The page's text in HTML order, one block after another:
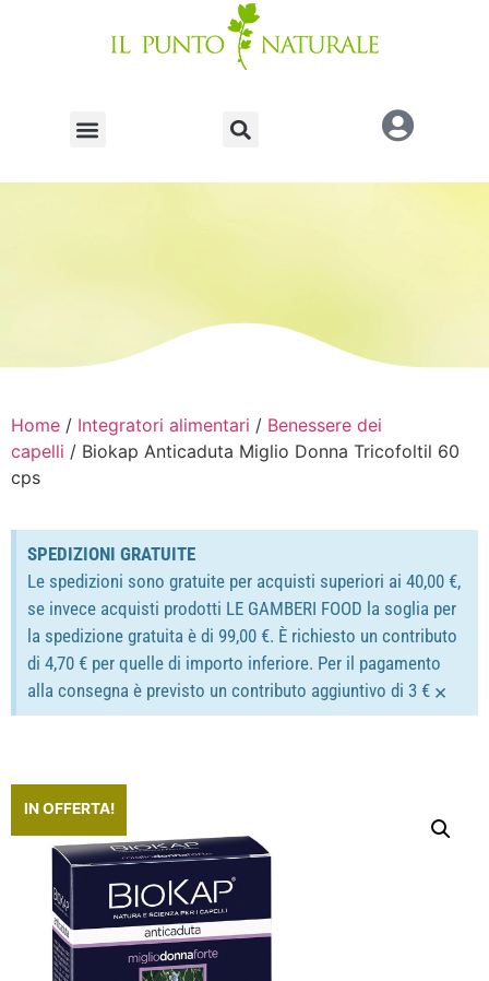
Home / Integratori alimentari / Benessere dei
capelli / Biokap Anticaduta Miglio Donna Tricofoltil 60
cps
SPEDIZIONI GRATUITE
Le spedizioni sono gratuite per acquisti superiori ai 40,00 €,
se invece acquisti prodotti LE GAMBERI FOOD la soglia per
la spedizione gratuita è di 99,00 €. È richiesto un contributo
di 4,70 € per quelle di importo inferiore. Per il pagamento
alla consegna è previsto un contributo aggiuntivo di 3 € ×
IN OFFERTA!